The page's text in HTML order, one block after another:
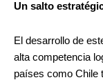
Un salto
El desarrollo de
alta competencia
países como Chile